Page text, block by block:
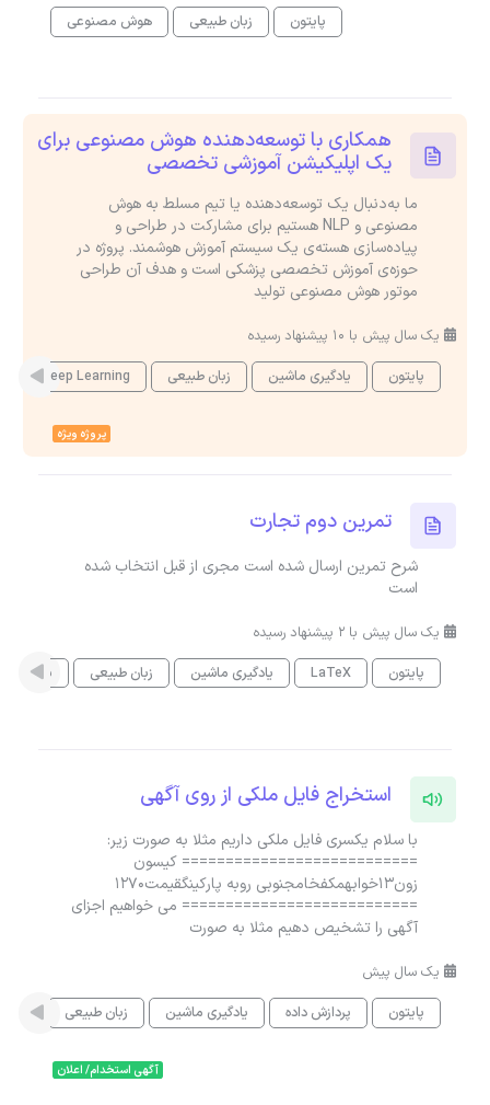
پایتون زبان طبیعی هوش مصنوعی
همکاری با توسعه‌دهنده هوش مصنوعی برای
یک اپلیکیشن آموزشی تخصصی
ما به‌دنبال یک توسعه‌دهنده یا تیم مسلط به هوش
مصنوعی و NLP هستیم برای مشارکت در طراحی و
پیاده‌سازی هسته‌ی یک سیستم آموزش هوشمند. پروژه در
حوزه‌ی آموزش تخصصی پزشکی است و هدف آن طراحی
موتور هوش مصنوعی تولید
یک سال پیش با 10 پیشنهاد رسیده
پایتون
یادگیری ماشین زبان طبیعی Deep Learning
پروژه ویژه
تمرین دوم تجارت
شرح تمرین ارسال شده است مجری از قبل انتخاب شده
است
یک سال پیش با 2 پیشنهاد رسیده
پایتون
LaTeX یادگیری ماشین زبان طبیعی برنامه
استخراج فایل ملکی از روی آگهی
با سلام یکسری فایل ملکی داریم مثلا به صورت زیر:
=========================== کیسون
زون13خوابهمکفخامجنوبی روبه پارکینگقیمت1270
=========================== می خواهیم اجزای
آگهی را تشخیص دهیم مثلا به صورت
یک سال پیش
پایتون
پردازش داده یادگیری ماشین زبان طبیعی
آگهی استخدام/ اعلان